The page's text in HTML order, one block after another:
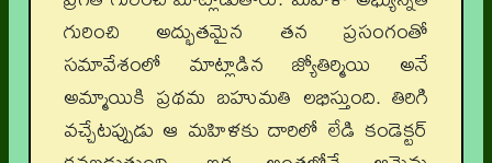
గురించి అద్భుతమైన తన ప్రసంగంతో
సమావేశంలో మాట్లాడిన జ్యోతిర్మియి అనే
అమ్మాయికి ప్రథమ బహుమతి లభిస్తుంది. తిరిగి
వచ్చేటప్పుడు ఆ మహిళకు దారిలో లేడి కండెక్టర్